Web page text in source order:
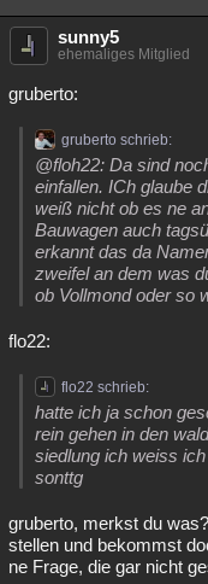
sunny5
ehemaliges Mitglied
gruberto:
gruberto schrieb:
@floh22: Da sind
einfallen. ICh glaube
weiß nicht ob es ne
Bauwagen auch
erkannt das da
zweifel an dem was
ob Vollmond oder so
flo22:
flo22 schrieb:
hatte ich ja schon
rein gehen in den
siedlung ich weiss
sonttg
gruberto, merkst du
stellen und bekommst
ne Frage, die gar nicht